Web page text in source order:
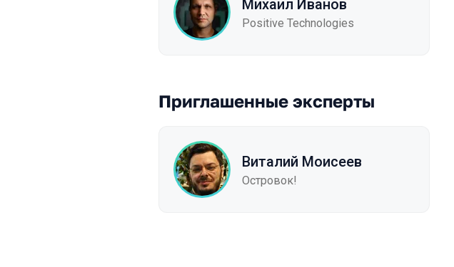
Михаил Иванов
Positive Technologies
Приглашенные эксперты
Виталий Моисеев
Островок!